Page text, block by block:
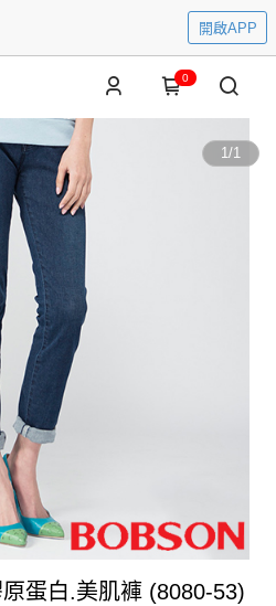
開啟APP
0
1/1
原蛋白.美肌褲 (8080-53)